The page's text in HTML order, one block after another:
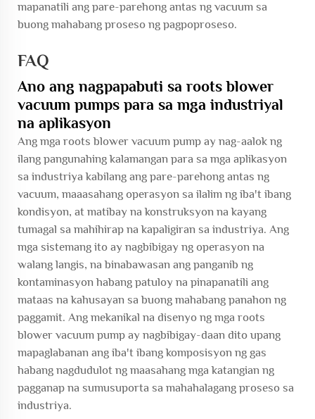
mapanatili ang pare-parehong antas ng vacuum sa
buong mahabang proseso ng pagpoproseso.
FAQ
Ano ang nagpapabuti sa roots blower
vacuum pumps para sa mga industriyal
na aplikasyon
Ang mga roots blower vacuum pump ay nag-aalok ng
ilang pangunahing kalamangan para sa mga aplikasyon
sa industriya kabilang ang pare-parehong antas ng
vacuum, maaasahang operasyon sa ilalim ng iba't ibang
kondisyon, at matibay na konstruksyon na kayang
tumagal sa mahihirap na kapaligiran sa industriya. Ang
mga sistemang ito ay nagbibigay ng operasyon na
walang langis, na binabawasan ang panganib ng
kontaminasyon habang patuloy na pinapanatili ang
mataas na kahusayan sa buong mahabang panahon ng
paggamit. Ang mekanikal na disenyo ng mga roots
blower vacuum pump ay nagbibigay-daan dito upang
mapaglabanan ang iba't ibang komposisyon ng gas
habang nagdudulot ng maasahang mga katangian ng
pagganap na sumusuporta sa mahahalagang proseso sa
industriya.